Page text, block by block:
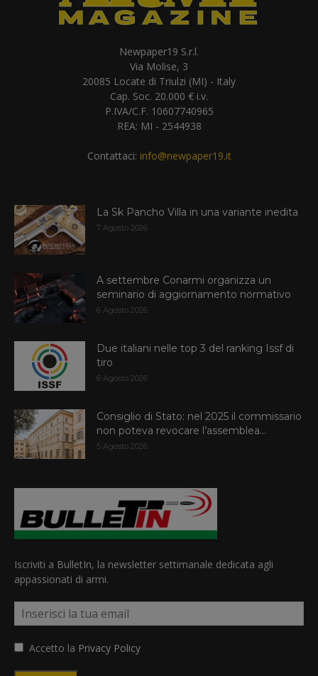
Newpaper19 S.r.l.
Via Molise, 3
20085 Locate di Triulzi (MI) - Italy
Cap. Soc. 20.000 € i.v.
P.IVA/C.F. 10607740965
REA: MI - 2544938
Contattaci: info@newpaper19.it
La Sk Pancho Villa in una variante inedita
7 Agosto 2026
A settembre Conarmi organizza un
seminario di aggiornamento normativo
6 Agosto 2026
Due italiani nelle top 3 del ranking Issf di
tiro
6 Agosto 2026
Consiglio di Stato: nel 2025 il commissario
non poteva revocare l’assemblea...
5 Agosto 2026
Iscriviti a BulletIn, la newsletter settimanale dedicata agli
appassionati di armi.
Accetto la Privacy Policy